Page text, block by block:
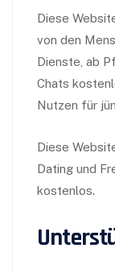
Diese
von den
Dienste, ab
Chats
Nutzen für
Diese
Dating und
kostenlos.